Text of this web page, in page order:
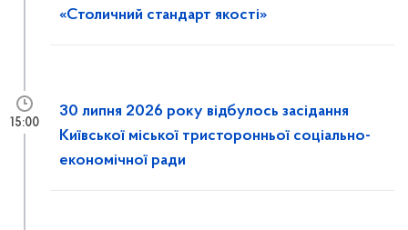
«Столичний стандарт якості»
30 липня 2026 року відбулось засідання
Київської міської тристоронньої соціально-
економічної ради
15:00